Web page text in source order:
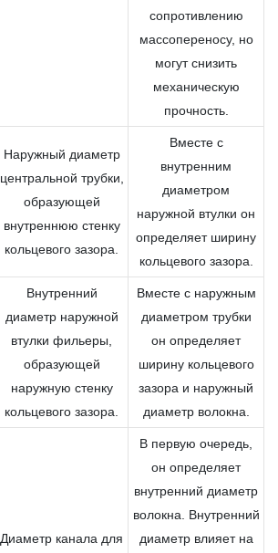
сопротивлению
массопереносу, но
могут снизить
механическую
прочность.
Наружный диаметр
центральной трубки,
образующей
внутреннюю стенку
кольцевого зазора.
Вместе с
внутренним
диаметром
наружной втулки он
определяет ширину
кольцевого зазора.
Внутренний
диаметр наружной
втулки фильеры,
образующей
наружную стенку
кольцевого зазора.
Вместе с наружным
диаметром трубки
он определяет
ширину кольцевого
зазора и наружный
диаметр волокна.
Диаметр канала для
В первую очередь,
он определяет
внутренний диаметр
волокна. Внутренний
диаметр влияет на